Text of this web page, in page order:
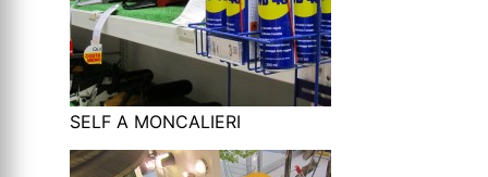
SELF A MONCALIERI